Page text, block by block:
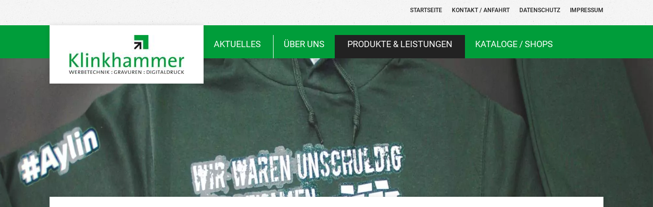
STARTSEITE KONTAKT / ANFAHRT DATENSCHUTZ IMPRESSUM
AKTUELLES ÜBER UNS PRODUKTE & LEISTUNGEN KATALOGE / SHOPS